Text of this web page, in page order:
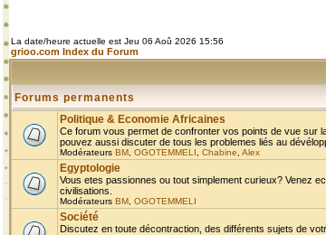
La date/heure actuelle est Jeu 06 Aoû 2026 15:56
grioo.com Index du Forum
Forums permanents
Politique & Economie Africaines
Ce forum vous permet de confronter vos points de vue sur
pouvez aussi discuter de tous les problemes liés au
Modérateurs BM OGOTEMMELI Chabine Alex
Egyptologie
Vous etes passionnes ou tout simplement curieux? Venez
civilisations.
Modérateurs BM OGOTEMMELI
Société
Discutez en toute décontraction, des différents sujets de